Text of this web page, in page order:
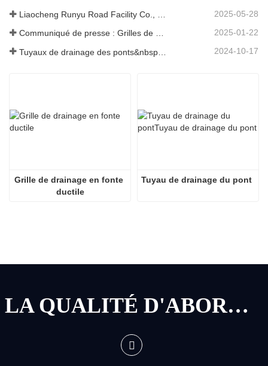
2025-05-28
Communiqué de presse : Grilles de drainage innovantes à haute résistance – Améliorer la sécurité et l'efficacité des infrastructures urbaines 2025-01-22
2024-10-17
Grille de drainage en fonte
ductile
Tuyau de drainage du pont
LA QUALITÉ D'ABORD, LE SERVICE D'ABORD